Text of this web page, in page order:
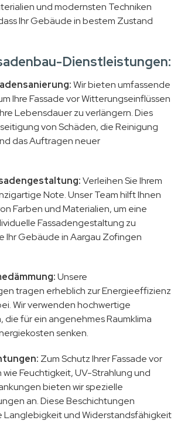
und modernsten Techniken
Ihr Gebäude in bestem Zustand
Dienstleistungen:
Wir bieten umfassende
Ihre Fassade vor Witterungseinflüssen
Lebensdauer zu verlängern. Dies
von Schäden, die Reinigung
das Auftragen neuer
Verleihen Sie Ihrem
Note. Unser Team hilft Ihnen
Farben und Materialien, um eine
Fassadengestaltung zu
Ihr Gebäude in Aargau Zofingen
Unsere
tragen erheblich zur Energieeffizienz
Wir verwenden hochwertige
die für ein angenehmes Raumklima
senken.
Zum Schutz Ihrer Fassade vor
Feuchtigkeit, UV-Strahlung und
bieten wir spezielle
an. Diese Beschichtungen
Langlebigkeit und Widerstandsfähigkeit